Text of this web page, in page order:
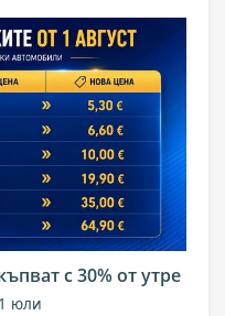
с 30% от утре
юли